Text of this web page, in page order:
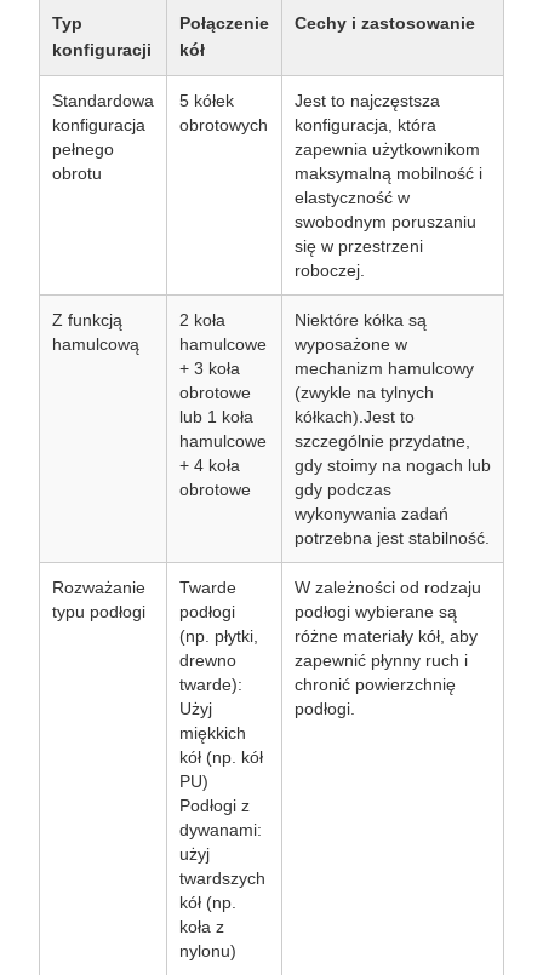
Typ
konfiguracji
Połączenie
kół
Cechy i zastosowanie
Standardowa
konfiguracja
pełnego
obrotu
5 kółek
obrotowych
Jest to najczęstsza
konfiguracja, która
zapewnia użytkownikom
maksymalną mobilność i
elastyczność w
swobodnym poruszaniu
się w przestrzeni
roboczej.
Z funkcją
hamulcową
2 koła
hamulcowe
+ 3 koła
obrotowe
lub 1 koła
hamulcowe
+ 4 koła
obrotowe
Niektóre kółka są
wyposażone w
mechanizm hamulcowy
(zwykle na tylnych
kółkach).Jest to
szczególnie przydatne,
gdy stoimy na nogach lub
gdy podczas
wykonywania zadań
potrzebna jest stabilność.
Rozważanie
typu podłogi
Twarde
podłogi
(np. płytki,
drewno
twarde):
Użyj
miękkich
kół (np. kół
PU)
Podłogi z
dywanami:
użyj
twardszych
kół (np.
koła z
nylonu)
W zależności od rodzaju
podłogi wybierane są
różne materiały kół, aby
zapewnić płynny ruch i
chronić powierzchnię
podłogi.